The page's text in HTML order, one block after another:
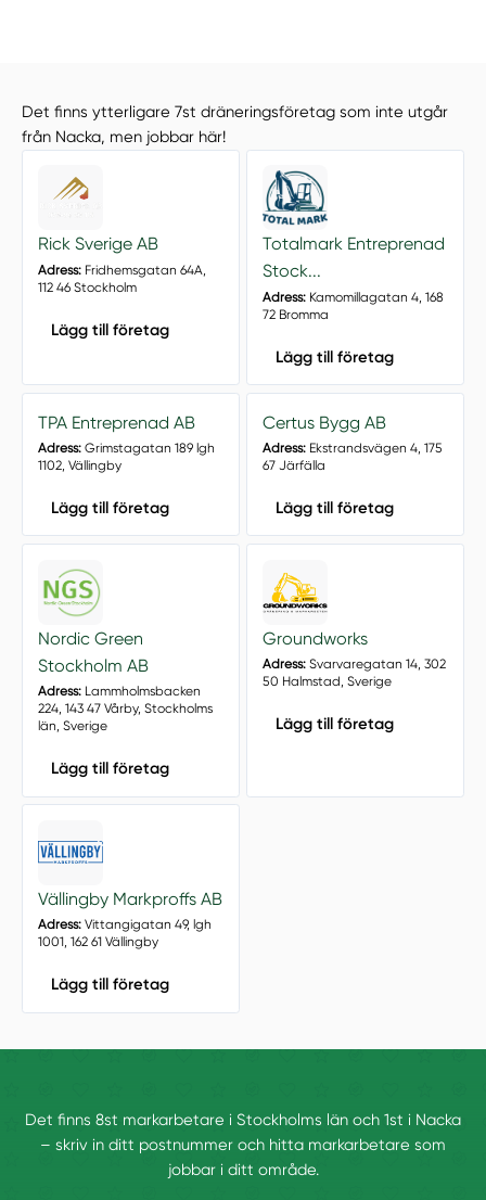
Det finns ytterligare 7st dräneringsföretag som inte utgår
från Nacka, men jobbar här!
Rick Sverige AB
Adress:Fridhemsgatan 64A,
112 46 Stockholm
Lägg till företag
Totalmark Entreprenad
Stock...
Adress:Kamomillagatan 4, 168
72 Bromma
Lägg till företag
TPA Entreprenad AB
Adress:Grimstagatan 189 lgh
1102, Vällingby
Lägg till företag
Certus Bygg AB
Adress:Ekstrandsvägen 4, 175
67 Järfälla
Lägg till företag
Nordic Green
Stockholm AB
Adress:Lammholmsbacken
224, 143 47 Vårby, Stockholms
län, Sverige
Lägg till företag
Groundworks
Adress:Svarvaregatan 14, 302
50 Halmstad, Sverige
Lägg till företag
Vällingby Markproffs AB
Adress:Vittangigatan 49, lgh
1001, 162 61 Vällingby
Lägg till företag
Det finns 8st markarbetare i Stockholms län och 1st i Nacka
– skriv in ditt postnummer och hitta markarbetare som
jobbar i ditt område.